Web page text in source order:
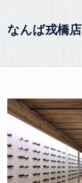
なんば戎橋店